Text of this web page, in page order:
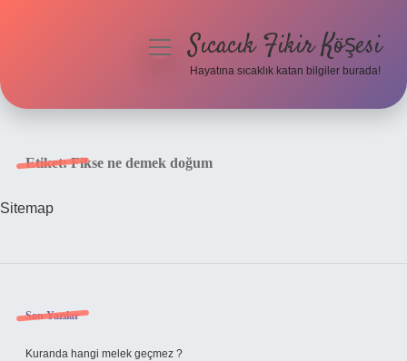
menüyüSıcacık Fikir Köşesi
Hayatına sıcaklık katan bilgiler burada!
Etiket:Fikse ne demek doğum
Sitemap
Sidebar
Son Yazılar
Kuranda hangi melek geçmez ?